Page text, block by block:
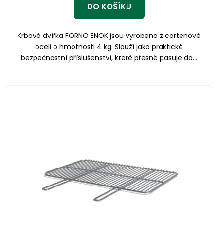
DO KOŠÍKU
Krbová dvířka FORNO ENOK jsou vyrobena z cortenové
oceli o hmotnosti 4 kg. Slouží jako praktické
bezpečnostní příslušenství, které přesně pasuje do...